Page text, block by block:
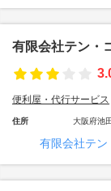
有限会社テン・
便利屋・代行サービス
住所 大阪府池
有限会社テン